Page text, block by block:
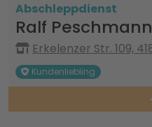
Abschleppdienst
Ralf Peschmann
Erkelenzer Str. 109,
Kundenliebling